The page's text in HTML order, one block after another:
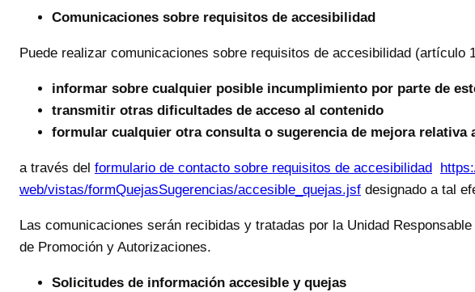
Comunicaciones sobre requisitos de accesibilidad
Puede realizar comunicaciones sobre requisitos de accesibilidad (artículo
informar sobre cualquier posible incumplimiento por parte de
transmitir otras dificultades de acceso al contenido
formular cualquier otra consulta o sugerencia de mejora relativa
a través del formulario de contacto sobre requisitos de accesibilidad
web/vistas/formQuejasSugerencias/accesible_quejas.jsf designado a tal
Las comunicaciones serán recibidas y tratadas por la Unidad
de Promoción y Autorizaciones.
Solicitudes de información accesible y quejas